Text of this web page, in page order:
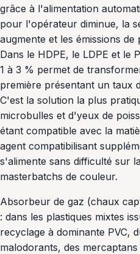
grâce à l'alimentation
pour l'opérateur diminue, la
augmente et les émissions de
Dans le HDPE, le LDPE et le
1 à 3 % permet de
première présentant un taux
C'est la solution la plus
microbulles et d'yeux de
étant compatible avec la
agent compatibilisant
s'alimente sans difficulté sur
masterbatchs de couleur.
Absorbeur de gaz (chaux
: dans les plastiques mixtes
recyclage à dominante PVC,
malodorants, des